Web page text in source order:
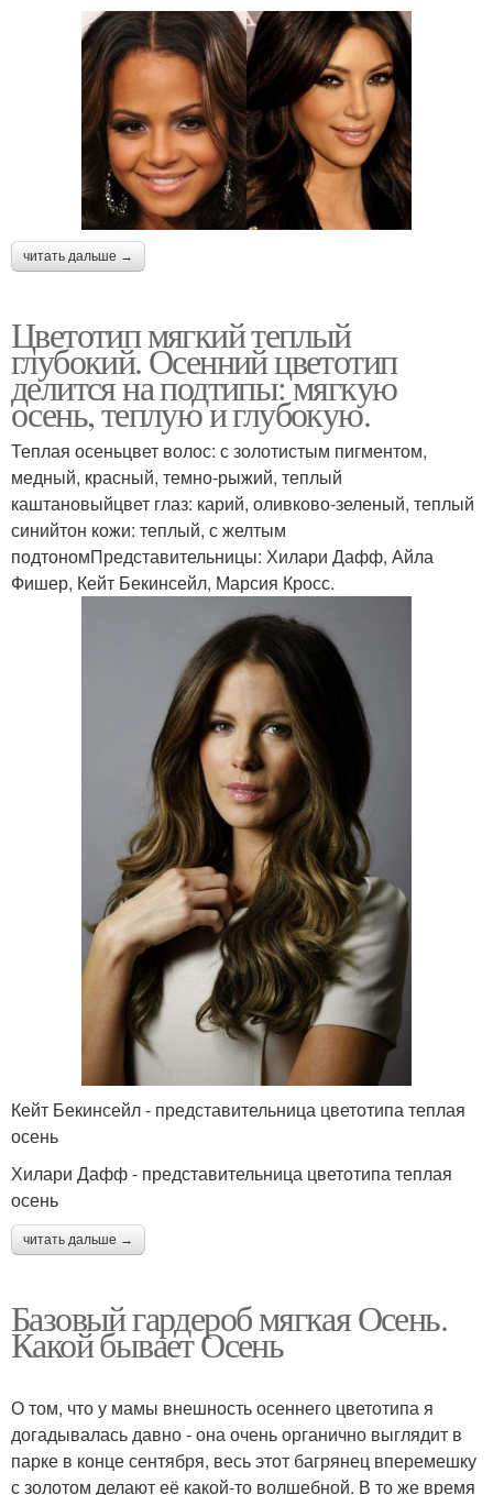
читать дальше →
Цветотип мягкий теплый
глубокий. Осенний цветотип
делится на подтипы: мягкую
осень, теплую и глубокую.
Теплая осеньцвет волос: с золотистым пигментом,
медный, красный, темно-рыжий, теплый
каштановыйцвет глаз: карий, оливково-зеленый, теплый
синийтон кожи: теплый, с желтым
подтономПредставительницы: Хилари Дафф, Айла
Фишер, Кейт Бекинсейл, Марсия Кросс.
Кейт Бекинсейл - представительница цветотипа теплая
осень
Хилари Дафф - представительница цветотипа теплая
осень
читать дальше →
Базовый гардероб мягкая Осень.
Какой бывает Осень
О том, что у мамы внешность осеннего цветотипа я
догадывалась давно - она очень органично выглядит в
парке в конце сентября, весь этот багрянец вперемешку
с золотом делают её какой-то волшебной. В то же время